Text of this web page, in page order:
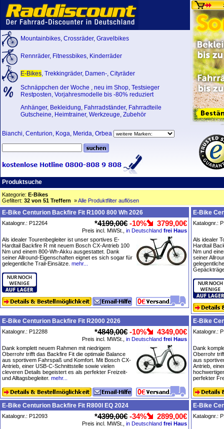
Mountainbikes, Crossräder, Gravelbikes
Rennräder, Fitnessbikes, Kinderräder
E-Bikes, Trekkingräder, Damen-, Cityräder
Schnäppchen der Woche , neu im Shop, Testsieger
Restposten, Vorjahresmodelle bis -80% reduziert
Anhänger, Bekleidung, Fahrradständer, Fahrradteile
Gutscheine, Heimtrainer, Werkzeuge, Zubehör
Bianchi, Centurion, Koga, Merida, Orbea
Produktsuche
Kategorie: E-Bikes
Gefiltert: 32 von 51 Treffern »Alle Produktfilter auflösen
E-Bike Centurion Backfire Fit R1000 800 Wh 2026
Katalognr.: P12264 *4199,00€ -10% 3799,00€
Preis incl. MWSt., in Deutschland frei Haus
Als idealer Tourenbegleiter ist unser sportives E-
Hardtail Backfire R mit neuem Bosch CX-Antrieb 100
Nm und einem 800-Wh-Akku ausgestattet. Dank
seiner Allround-Eigenschaften eignet es sich sogar für
gelegentliche Trail-Einsätze. mehr...
E-Bike
Katalognr.:
Als idealer
Hardtail
Nm und
seiner
E-Bike Centurion Backfire Fit R2000 2026
Katalognr.: P12288 *4849,00€ -10% 4349,00€
Preis incl. MWSt., in Deutschland frei Haus
Dank komplett neuem Rahmen mit niedrigem
Oberrohr trifft das Backfire Fit die optimale Balance
aus sportivem Fahrspaß und Komfort. Mit Bosch CX-
Antrieb, einer USB-C-Schnittstelle sowie vielen
cleveren Details begeistert es als perfekter Freizeit-
und Alltagsbegleiter. mehr...
E-Bike
Katalognr.:
Dank
Oberrohr
aus
Antrieb,
perfekter
E-Bike Centurion Backfire Fit R800I EQ 2024
Katalognr.: P12093 *4399,00€ -34% 2899,00€
Preis incl. MWSt., in Deutschland frei Haus
E-Bike
Katalognr.: